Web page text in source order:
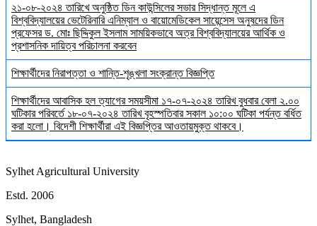
২১-০৮-২০২৪ তারিখে অনুষ্ঠিত ডিন কাউন্সিলের সভার সিদ্ধান্ত মূলে এ
বিশ্ববিদ্যালয়ের ভেটেরিনারি এনিম্যাল ও বায়োমেডিকেল সায়েন্সেস অনুষদের ডিন
প্রফেসর ড. মোঃ ছিদ্দিকুল ইসলাম সাময়িকভাবে অত্র বিশ্ববিদ্যালয়ের আর্থিক ও
প্রশাসনিক দায়িত্ব পরিচালনা করবেন
শিক্ষার্থীদের নিরাপত্তা ও শান্তি-শৃঙ্খলা সংক্রান্ত বিজ্ঞপ্তি
শিক্ষার্থীদের আবাসিক হল ত্যাগের সময়সীমা ১৭-০৭-২০২৪ তারিখ বুধবার বেলা ২.০০
ঘটিকার পরিবর্তে ১৮-০৭-২০২৪ তারিখ বৃহস্পতিবার সকাল ১০:০০ ঘটিকা পর্যন্ত বর্ধিত
করা হলো। বিদেশী শিক্ষার্থীরা এই বিজ্ঞপ্তির আওতায়মুক্ত থাকবে।
Sylhet Agricultural University
Estd. 2006
Sylhet, Bangladesh